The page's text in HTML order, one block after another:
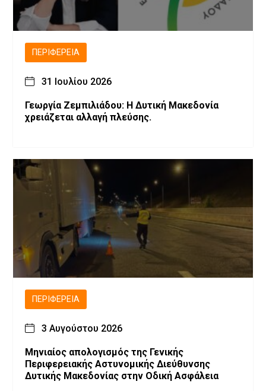
ΠΕΡΙΦΈΡΕΙΑ
31 Ιουλίου 2026
Γεωργία Ζεμπιλιάδου: Η Δυτική Μακεδονία
χρειάζεται αλλαγή πλεύσης.
ΠΕΡΙΦΈΡΕΙΑ
3 Αυγούστου 2026
Μηνιαίος απολογισμός της Γενικής
Περιφερειακής Αστυνομικής Διεύθυνσης
Δυτικής Μακεδονίας στην Οδική Ασφάλεια